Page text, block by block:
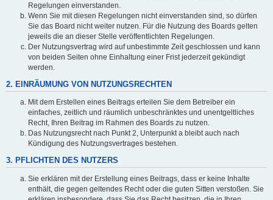
Regelungen einverstanden.
Wenn Sie mit diesen Regelungen nicht einverstanden sind, so dürfen
Sie das Board nicht weiter nutzen. Für die Nutzung des Boards gelten
jeweils die an dieser Stelle veröffentlichten Regelungen.
Der Nutzungsvertrag wird auf unbestimmte Zeit geschlossen und kann
von beiden Seiten ohne Einhaltung einer Frist jederzeit gekündigt
werden.
2. EINRÄUMUNG VON NUTZUNGSRECHTEN
Mit dem Erstellen eines Beitrags erteilen Sie dem Betreiber ein
einfaches, zeitlich und räumlich unbeschränktes und unentgeltliches
Recht, Ihren Beitrag im Rahmen des Boards zu nutzen.
Das Nutzungsrecht nach Punkt 2, Unterpunkt a bleibt auch nach
Kündigung des Nutzungsvertrages bestehen.
3. PFLICHTEN DES NUTZERS
Sie erklären mit der Erstellung eines Beitrags, dass er keine Inhalte
enthält, die gegen geltendes Recht oder die guten Sitten verstoßen. Sie